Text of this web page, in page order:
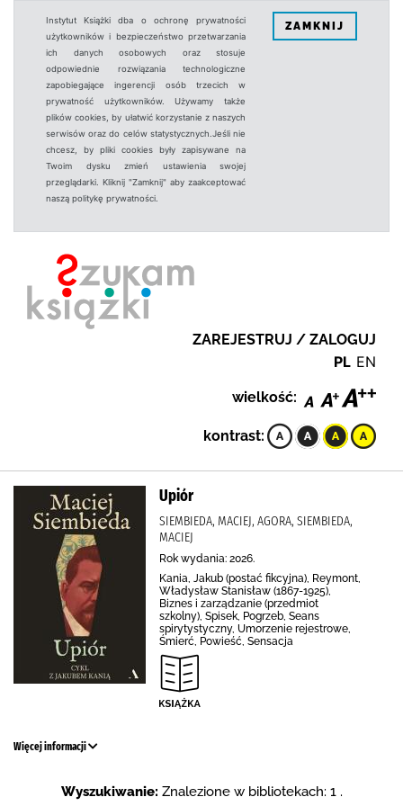
Instytut Książki dba o ochronę prywatności
użytkowników i bezpieczeństwo przetwarzania
ich danych osobowych oraz stosuje
odpowiednie rozwiązania technologiczne
zapobiegające ingerencji osób trzecich w
prywatność użytkowników. Używamy także
plików cookies, by ułatwić korzystanie z naszych
serwisów oraz do celów statystycznych.Jeśli nie
chcesz, by pliki cookies były zapisywane na
Twoim dysku zmień ustawienia swojej
przeglądarki. Kliknij "Zamknij" aby zaakceptować
naszą politykę prywatności.
ZAMKNIJ
ZAREJESTRUJ / ZALOGUJ
PL EN
wielkość:
kontrast:
Upiór
SIEMBIEDA, MACIEJ, AGORA, SIEMBIEDA,
MACIEJ
Rok wydania: 2026.
Kania, Jakub (postać fikcyjna), Reymont,
Władysław Stanisław (1867-1925),
Biznes i zarządzanie (przedmiot
szkolny), Spisek, Pogrzeb, Seans
spirytystyczny, Umorzenie rejestrowe,
Śmierć, Powieść, Sensacja
Więcej informacji
Wyszukiwanie: Znalezione w bibliotekach: 1 .